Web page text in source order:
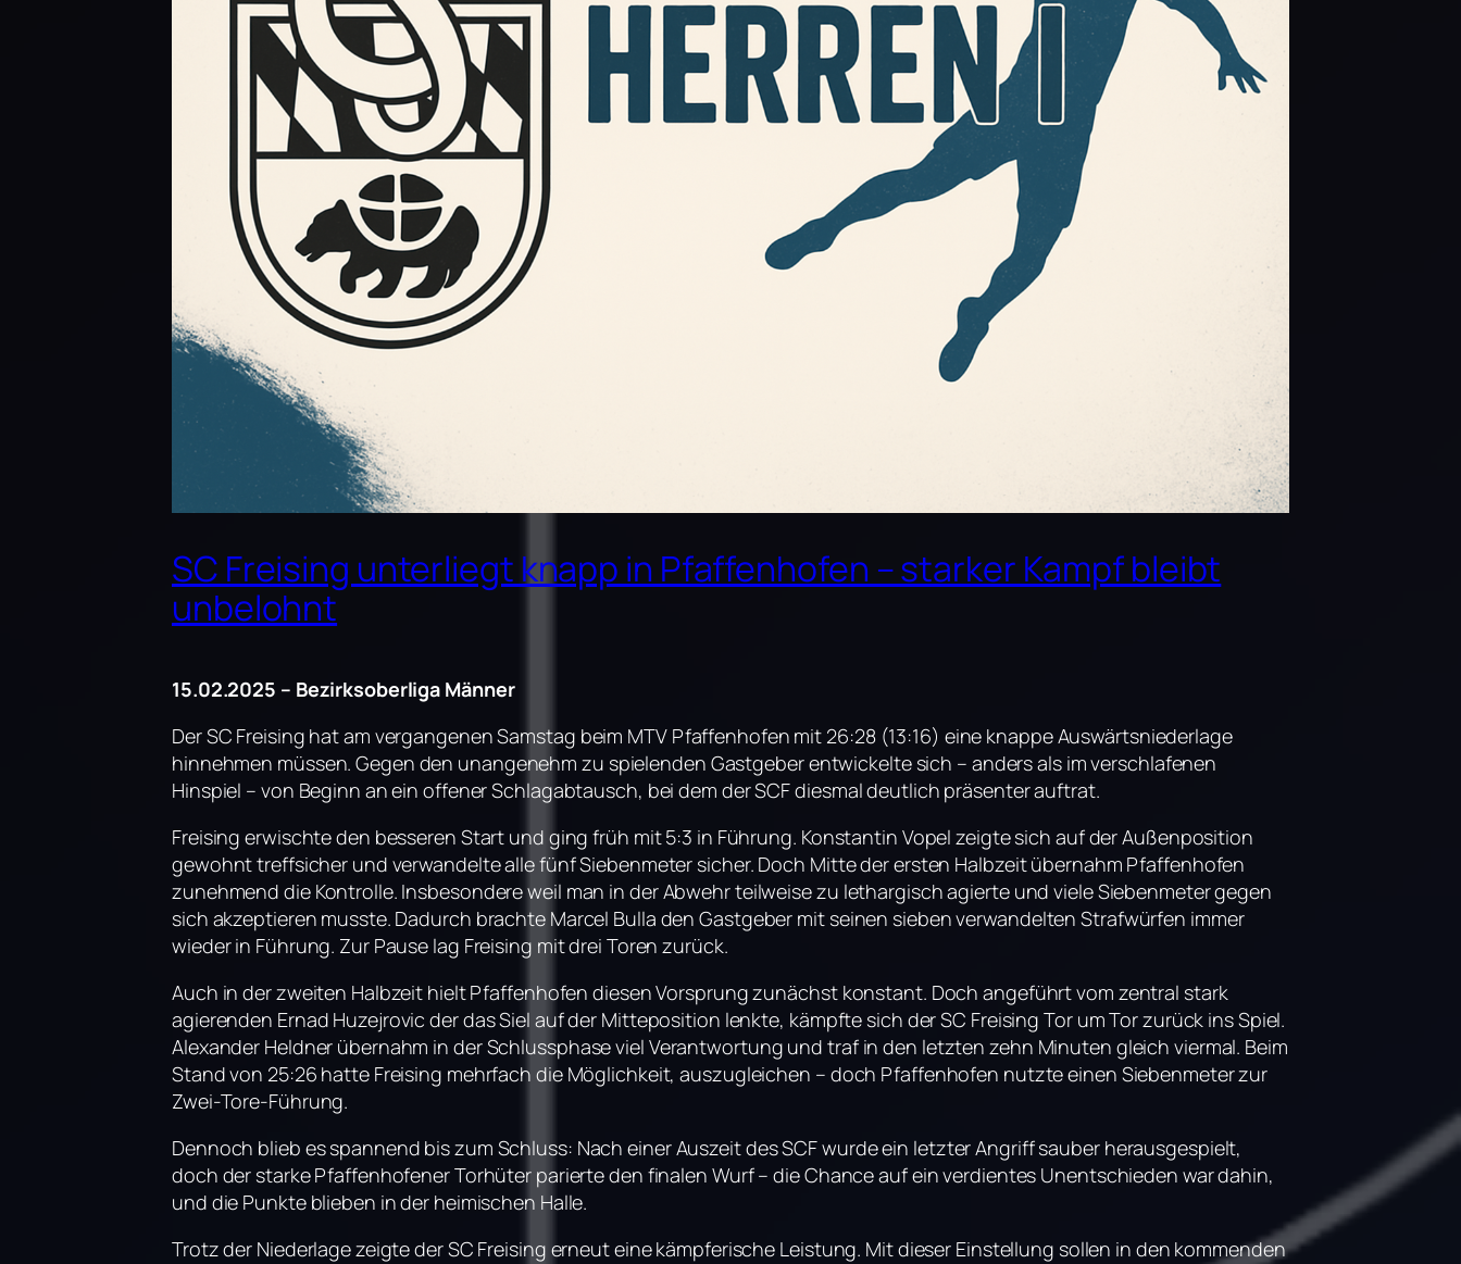
SC Freising unterliegt knapp in Pfaffenhofen – starker Kampf bleibt
unbelohnt
15.02.2025 – Bezirksoberliga Männer
Der SC Freising hat am vergangenen Samstag beim MTV Pfaffenhofen mit 26:28 (13:16) eine knappe Auswärtsniederlage
hinnehmen müssen. Gegen den unangenehm zu spielenden Gastgeber entwickelte sich – anders als im verschlafenen
Hinspiel – von Beginn an ein offener Schlagabtausch, bei dem der SCF diesmal deutlich präsenter auftrat.
Freising erwischte den besseren Start und ging früh mit 5:3 in Führung. Konstantin Vopel zeigte sich auf der Außenposition
gewohnt treffsicher und verwandelte alle fünf Siebenmeter sicher. Doch Mitte der ersten Halbzeit übernahm Pfaffenhofen
zunehmend die Kontrolle. Insbesondere weil man in der Abwehr teilweise zu lethargisch agierte und viele Siebenmeter gegen
sich akzeptieren musste. Dadurch brachte Marcel Bulla den Gastgeber mit seinen sieben verwandelten Strafwürfen immer
wieder in Führung. Zur Pause lag Freising mit drei Toren zurück.
Auch in der zweiten Halbzeit hielt Pfaffenhofen diesen Vorsprung zunächst konstant. Doch angeführt vom zentral stark
agierenden Ernad Huzejrovic der das Siel auf der Mitteposition lenkte, kämpfte sich der SC Freising Tor um Tor zurück ins Spiel.
Alexander Heldner übernahm in der Schlussphase viel Verantwortung und traf in den letzten zehn Minuten gleich viermal. Beim
Stand von 25:26 hatte Freising mehrfach die Möglichkeit, auszugleichen – doch Pfaffenhofen nutzte einen Siebenmeter zur
Zwei-Tore-Führung.
Dennoch blieb es spannend bis zum Schluss: Nach einer Auszeit des SCF wurde ein letzter Angriff sauber herausgespielt,
doch der starke Pfaffenhofener Torhüter parierte den finalen Wurf – die Chance auf ein verdientes Unentschieden war dahin,
und die Punkte blieben in der heimischen Halle.
Trotz der Niederlage zeigte der SC Freising erneut eine kämpferische Leistung. Mit dieser Einstellung sollen in den kommenden